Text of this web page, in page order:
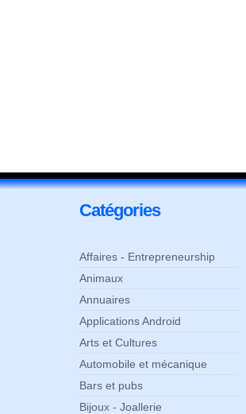
Catégories
Affaires - Entrepreneurship
Animaux
Annuaires
Applications Android
Arts et Cultures
Automobile et mécanique
Bars et pubs
Bijoux - Joallerie